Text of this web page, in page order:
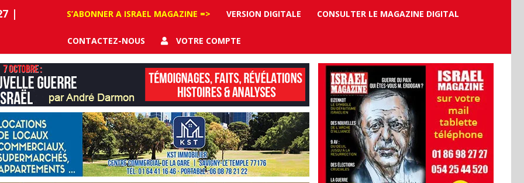
|
S’ABONNER A ISRAEL MAGAZINE => VERSION DIGITALE CONSULTER LE MAGAZINE DIGITAL
CONTACTEZ-NOUS VOTRE COMPTE